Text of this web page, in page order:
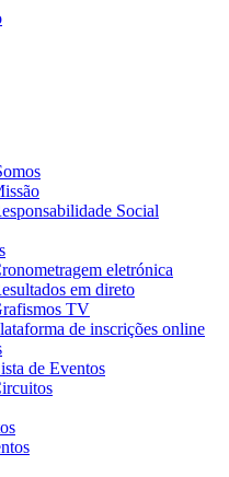
Social
eletrónica
em direto
TV
de inscrições online
de Eventos